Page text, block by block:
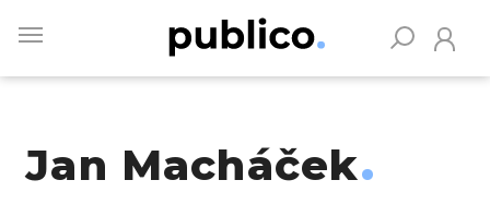
main
Jan Macháček
Vyhledávejte na Publiku